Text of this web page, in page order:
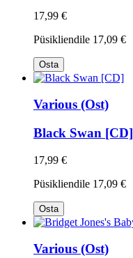
17,99 €
Püsikliendile 17,09 €
Osta
Various (Ost)
Black Swan [CD]
17,99 €
Püsikliendile 17,09 €
Osta
Various (Ost)